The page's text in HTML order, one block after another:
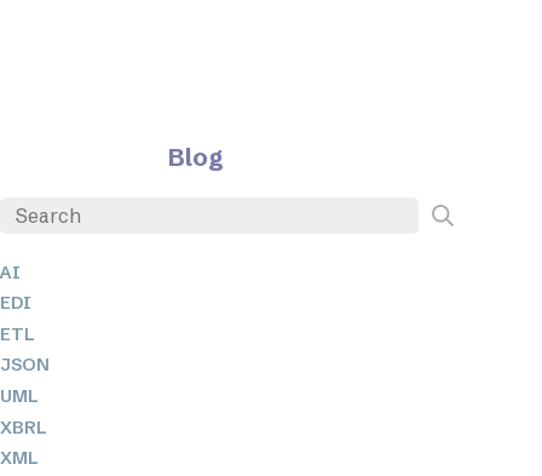
Blog
AI
EDI
ETL
JSON
UML
XBRL
XML